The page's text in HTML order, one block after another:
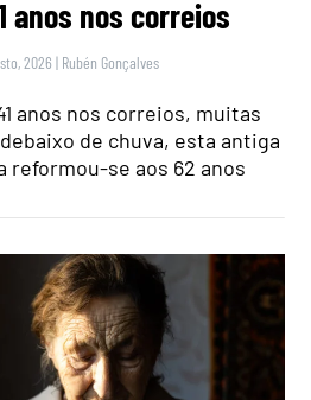
anos nos correios
2026 | Rubén Gonçalves
anos nos correios, muitas
de chuva, esta antiga
reformou-se aos 62 anos